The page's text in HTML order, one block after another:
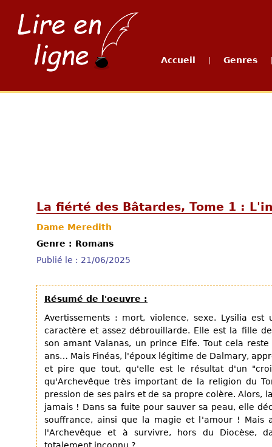
Accueil Genres
La fiérté des Bâtardes, Tome 1 :
Dame Meredith
Genre : Romans
Publié le : 21/06/2025
Résumé de l'oeuvre :
Avertissements : mort, violence, sexe. Lysilia
caractère et assez débrouillarde. Elle est la fille
son amant Valanas, un prince Elfe. Tout cela
ans… Mais Finéas, l'époux légitime de Dalmary,
et pire que tout, qu'elle est le résultat d'un
qu'Archevêque très important de la religion du
pression de ses pairs et de sa propre colère. Alors,
jamais ! Dans sa fuite pour sauver sa peau, elle
souffrance, ainsi que la magie et l'amour ! Mais
l'Archevêque et à survivre, hors du Diocèse,